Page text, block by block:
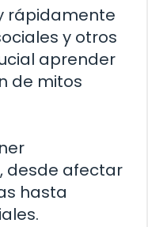
rápidamente
y otros
aprender
de mitos
desde afectar
hasta